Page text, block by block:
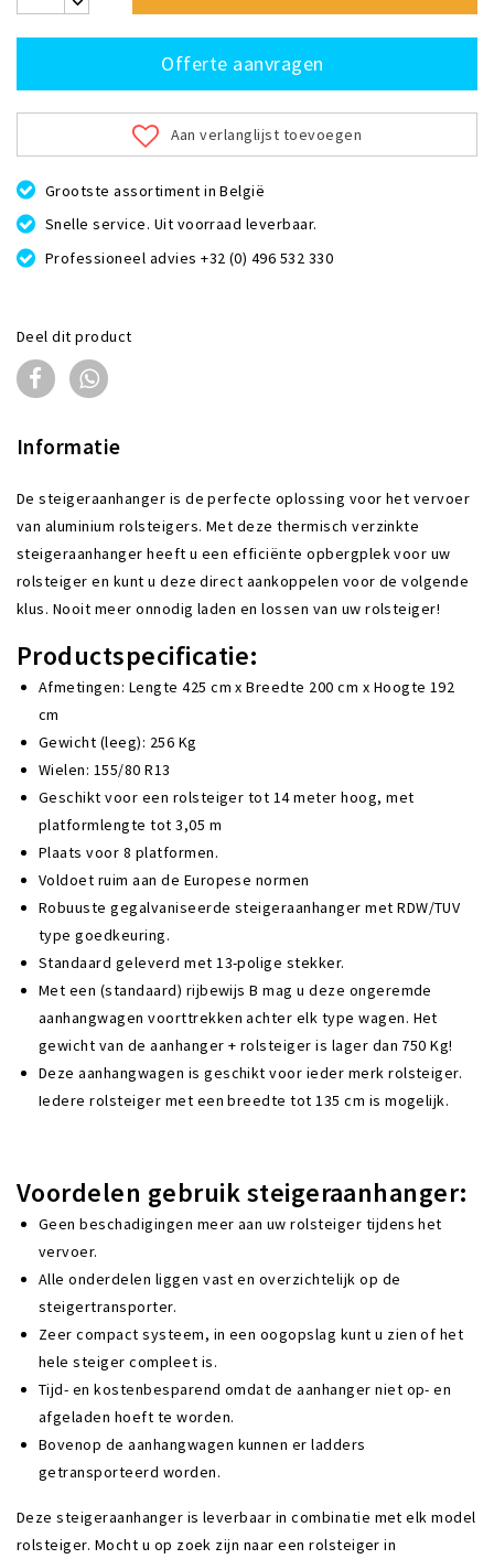
Offerte aanvragen
Aan verlanglijst toevoegen
Grootste assortiment in België
Snelle service. Uit voorraad leverbaar.
Professioneel advies +32 (0) 496 532 330
Deel dit product
Informatie
De steigeraanhanger is de perfecte oplossing voor het vervoer
van aluminium rolsteigers. Met deze thermisch verzinkte
steigeraanhanger heeft u een efficiënte opbergplek voor uw
rolsteiger en kunt u deze direct aankoppelen voor de volgende
klus. Nooit meer onnodig laden en lossen van uw rolsteiger!
Productspecificatie:
Afmetingen: Lengte 425 cm x Breedte 200 cm x Hoogte 192
cm
Gewicht (leeg): 256 Kg
Wielen: 155/80 R13
Geschikt voor een rolsteiger tot 14 meter hoog, met
platformlengte tot 3,05 m
Plaats voor 8 platformen.
Voldoet ruim aan de Europese normen
Robuuste gegalvaniseerde steigeraanhanger met RDW/TUV
type goedkeuring.
Standaard geleverd met 13-polige stekker.
Met een (standaard) rijbewijs B mag u deze ongeremde
aanhangwagen voorttrekken achter elk type wagen. Het
gewicht van de aanhanger + rolsteiger is lager dan 750 Kg!
Deze aanhangwagen is geschikt voor ieder merk rolsteiger.
Iedere rolsteiger met een breedte tot 135 cm is mogelijk.
Voordelen gebruik steigeraanhanger:
Geen beschadigingen meer aan uw rolsteiger tijdens het
vervoer.
Alle onderdelen liggen vast en overzichtelijk op de
steigertransporter.
Zeer compact systeem, in een oogopslag kunt u zien of het
hele steiger compleet is.
Tijd- en kostenbesparend omdat de aanhanger niet op- en
afgeladen hoeft te worden.
Bovenop de aanhangwagen kunnen er ladders
getransporteerd worden.
Deze steigeraanhanger is leverbaar in combinatie met elk model
rolsteiger. Mocht u op zoek zijn naar een rolsteiger in